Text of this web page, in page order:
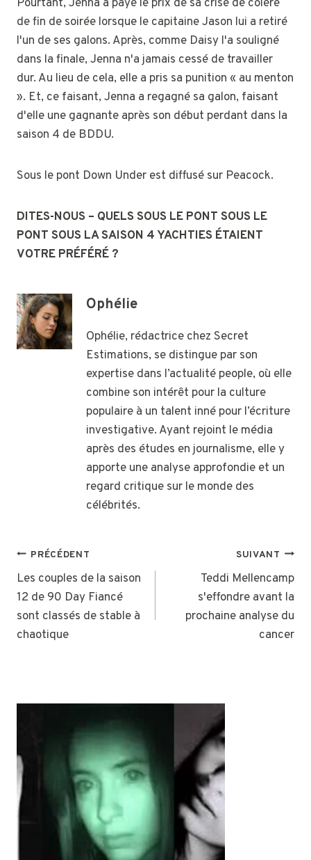
Pourtant, Jenna a payé le prix de sa crise de colère
de fin de soirée lorsque le capitaine Jason lui a retiré
l'un de ses galons. Après, comme Daisy l'a souligné
dans la finale, Jenna n'a jamais cessé de travailler
dur. Au lieu de cela, elle a pris sa punition « au menton
». Et, ce faisant, Jenna a regagné sa galon, faisant
d'elle une gagnante après son début perdant dans la
saison 4 de BDDU.
Sous le pont Down Under est diffusé sur Peacock.
DITES-NOUS – QUELS SOUS LE PONT SOUS LE
PONT SOUS LA SAISON 4 YACHTIES ÉTAIENT
VOTRE PRÉFÉRÉ ?
Ophélie
Ophélie, rédactrice chez Secret
Estimations, se distingue par son
expertise dans l’actualité people, où elle
combine son intérêt pour la culture
populaire à un talent inné pour l’écriture
investigative. Ayant rejoint le média
après des études en journalisme, elle y
apporte une analyse approfondie et un
regard critique sur le monde des
célébrités.
NAVIGATION
DE
L’ARTICLE
PRÉCÉDENT
Les couples de la saison
12 de 90 Day Fiancé
sont classés de stable à
chaotique
SUIVANT
Teddi Mellencamp
s'effondre avant la
prochaine analyse du
cancer